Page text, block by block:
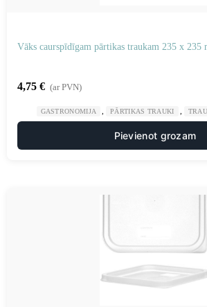
Vāks caurspīdīgam pārtikas traukam 235 x 235
4,75 € (ar PVN)
GASTRONOMIJA PĀRTIKAS TRAUKI
Pievienot grozam